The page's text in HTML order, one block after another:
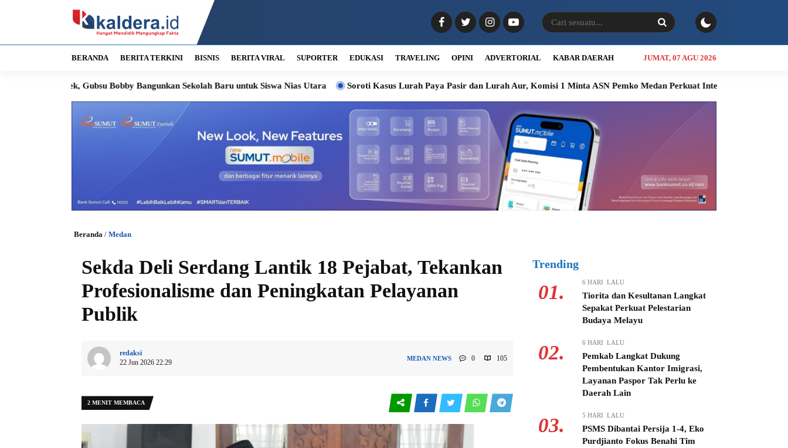
BERANDA BERITA TERKINI BISNIS BERITA VIRAL SUPORTER EDUKASI TRAVELING OPINI ADVERTORIAL KABAR DAERAH JUMAT, 07 AGU 2026
Gubsu Bobby Bangunkan Sekolah Baru untuk Siswa Nias Utara Soroti Kasus Lurah Paya Pasir dan Lurah Aur, Komisi 1 Minta ASN Pemko Medan Perkuat Integritas Pelayanan
Beranda / Medan
Sekda Deli Serdang Lantik 18 Pejabat, Tekankan
Profesionalisme dan Peningkatan Pelayanan
Publik
redaksi
22 Jun 2026 22:29
MEDAN NEWS 0 105
2 MENIT MEMBACA
Trending
01. 6 HARI LALU
Tiorita dan Kesultanan Langkat
Sepakat Perkuat Pelestarian
Budaya Melayu
02. 6 HARI LALU
Pemkab Langkat Dukung
Pembentukan Kantor Imigrasi,
Layanan Paspor Tak Perlu ke
Daerah Lain
03. 5 HARI LALU
PSMS Dibantai Persija 1-4, Eko
Purdjianto Fokus Benahi Tim